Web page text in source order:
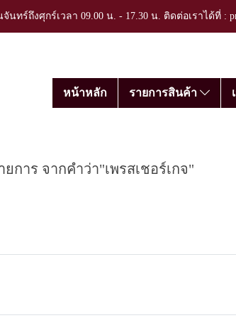
ทร์ถึงศุกร์เวลา 09.00 น. - 17.30 น. ติดต่อเราได้ที่ :
หน้าหลัก รายการสินค้า
การ จากคำว่า"เพรสเชอร์เกจ"